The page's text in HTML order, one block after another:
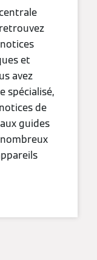
et
avez
spécialisé,
de
guides